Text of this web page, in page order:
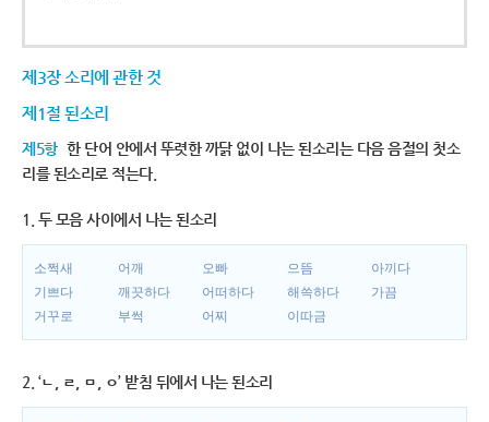
제3장 소리에 관한 것
제1절 된소리
제5항 한 단어 안에서 뚜렷한 까닭 없이 나는 된소리는 다음 음절의 첫소
리를 된소리로 적는다.
1. 두 모음 사이에서 나는 된소리
소쩍새 어깨 오빠 으뜸
아끼다
기쁘다
깨끗하다 어떠하다 해쓱하다
가끔
거꾸로
부썩 어찌 이따금
2. ‘ㄴ, ㄹ, ㅁ, ㅇ’ 받침 뒤에서 나는 된소리